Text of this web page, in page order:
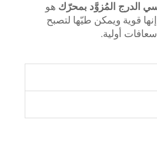
الدرج المُزوَّد بمحرّك هو
قوية ويمكن طيّها لتصبح
أولية.